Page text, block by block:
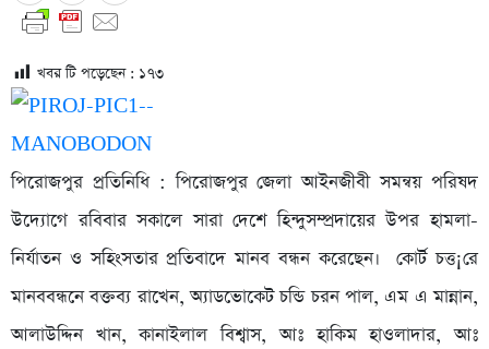
খবর টি পড়েছেন : ১৭৩
পিরোজপুর প্রতিনিধি : পিরোজপুর জেলা আইনজীবী সমন্বয় পরিষদ
উদ্যোগে রবিবার সকালে সারা দেশে হিন্দুসম্প্রদায়ের উপর হামলা-
নির্যাতন ও সহিংসতার প্রতিবাদে মানব বন্ধন করেছেন। কোর্ট চত্ত¡রে
মানববন্ধনে বক্তব্য রাখেন, অ্যাডভোকেট চন্ডি চরন পাল, এম এ মান্নান,
আলাউদ্দিন খান, কানাইলাল বিশ্বাস, আঃ হাকিম হাওলাদার, আঃ